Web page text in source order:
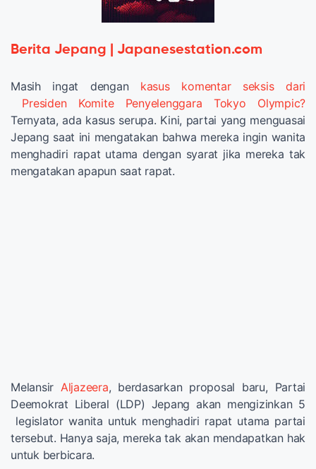
Berita Jepang | Japanesestation.com
Masih ingat dengan kasus komentar seksis dari
Presiden Komite Penyelenggara Tokyo Olympic?
Ternyata, ada kasus serupa. Kini, partai yang menguasai
Jepang saat ini mengatakan bahwa mereka ingin wanita
menghadiri rapat utama dengan syarat jika mereka tak
mengatakan apapun saat rapat.
Melansir Aljazeera, berdasarkan proposal baru, Partai
Deemokrat Liberal (LDP) Jepang akan mengizinkan 5
legislator wanita untuk menghadiri rapat utama partai
tersebut. Hanya saja, mereka tak akan mendapatkan hak
untuk berbicara.